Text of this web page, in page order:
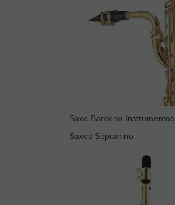
Saxo Barítono Instrumentos
Saxos Sopranino